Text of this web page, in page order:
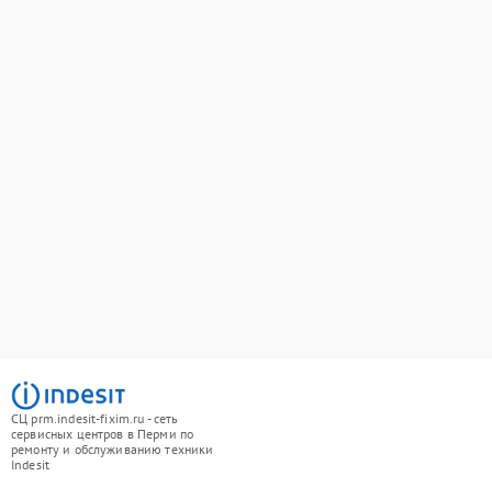
СЦ prm.indesit-fixim.ru - сеть
сервисных центров в Перми по
ремонту и обслуживанию техники
Indesit